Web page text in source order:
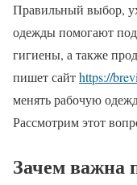
Правильный выбор,
одежды помогают
гигиены, а также
пишет сайтhttps://
менять рабочую
Рассмотрим этот
Зачем важна